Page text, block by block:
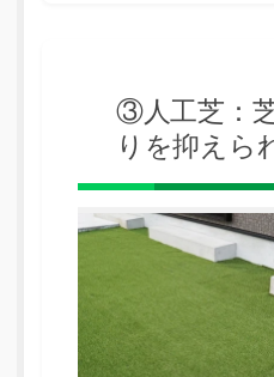
③人工芝：
りを抑えら